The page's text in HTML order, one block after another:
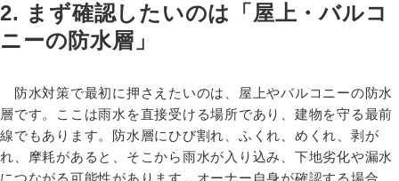
2. まず確認したいのは「屋上・バルコ
ニーの防水層」
防水対策で最初に押さえたいのは、屋上やバルコニーの防水
層です。ここは雨水を直接受ける場所であり、建物を守る最前
線でもあります。防水層にひび割れ、ふくれ、めくれ、剥が
れ、摩耗があると、そこから雨水が入り込み、下地劣化や漏水
につながる可能性があります。オーナー自身が確認する場合